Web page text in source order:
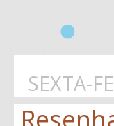
SEXTA-